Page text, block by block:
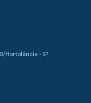
Hortolândia - SP